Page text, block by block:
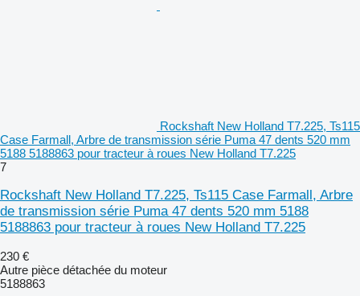
Rockshaft New Holland T7.225, Ts115
Case Farmall, Arbre de transmission série Puma 47 dents 520 mm
5188 5188863 pour tracteur à roues New Holland T7.225
7
Rockshaft New Holland T7.225, Ts115 Case Farmall, Arbre
de transmission série Puma 47 dents 520 mm 5188
5188863 pour tracteur à roues New Holland T7.225
230 €
Autre pièce détachée du moteur
5188863